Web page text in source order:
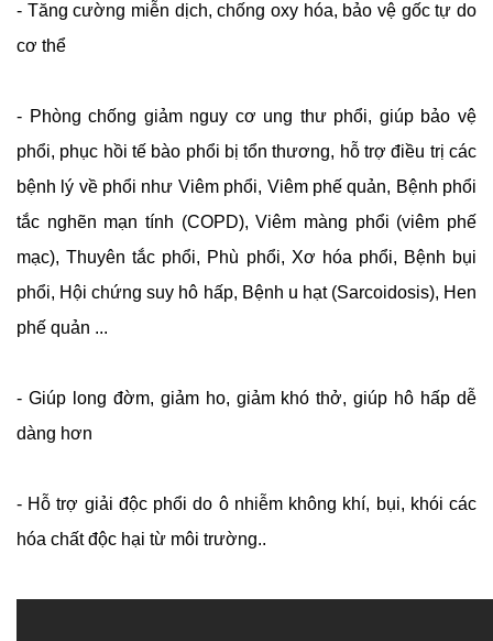
- Tăng cường miễn dịch, chống oxy hóa, bảo vệ gốc tự do
cơ thể
- Phòng chống giảm nguy cơ ung thư phổi, giúp bảo vệ
phổi, phục hồi tế bào phổi bị tổn thương, hỗ trợ điều trị các
bệnh lý về phổi như Viêm phổi, Viêm phế quản, Bệnh phổi
tắc nghẽn mạn tính (COPD), Viêm màng phổi (viêm phế
mạc), Thuyên tắc phổi, Phù phổi, Xơ hóa phổi, Bệnh bụi
phổi, Hội chứng suy hô hấp, Bệnh u hạt (Sarcoidosis), Hen
phế quản ...
- Giúp long đờm, giảm ho, giảm khó thở, giúp hô hấp dễ
dàng hơn
- Hỗ trợ giải độc phổi do ô nhiễm không khí, bụi, khói các
hóa chất độc hại từ môi trường..